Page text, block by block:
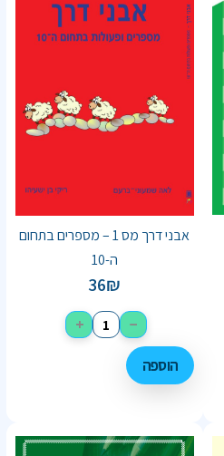
אבני דרך מס 1 – מספרים בתחום
ה-10
36₪
−
+
הוספה